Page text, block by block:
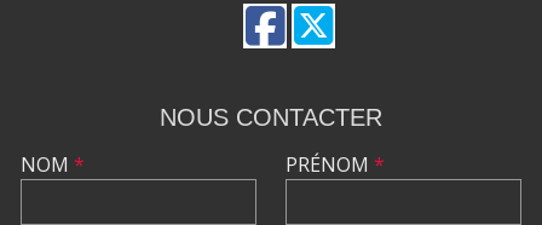
NOUS CONTACTER
NOM * PRÉNOM *